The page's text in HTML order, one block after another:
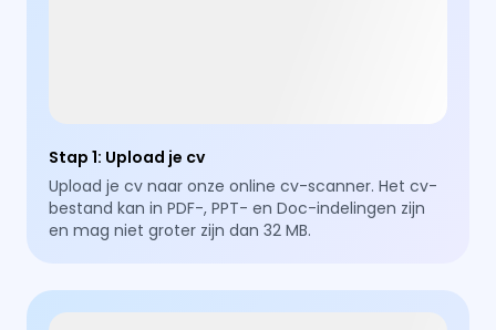
Stap 1: Upload je cv
Upload je cv naar onze online cv-scanner. Het cv-
bestand kan in PDF-, PPT- en Doc-indelingen zijn
en mag niet groter zijn dan 32 MB.